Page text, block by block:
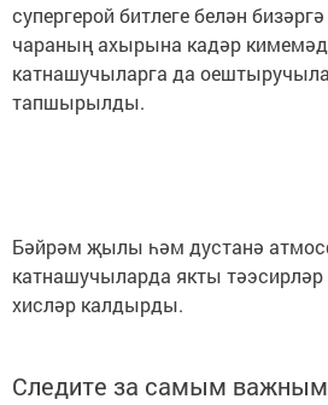
супергерой битлеге белән
чараның ахырына кадәр
катнашучыларга да
тапшырылды.
Бәйрәм җылы һәм дустанә
катнашучыларда якты
хисләр калдырды.
Следите за самым